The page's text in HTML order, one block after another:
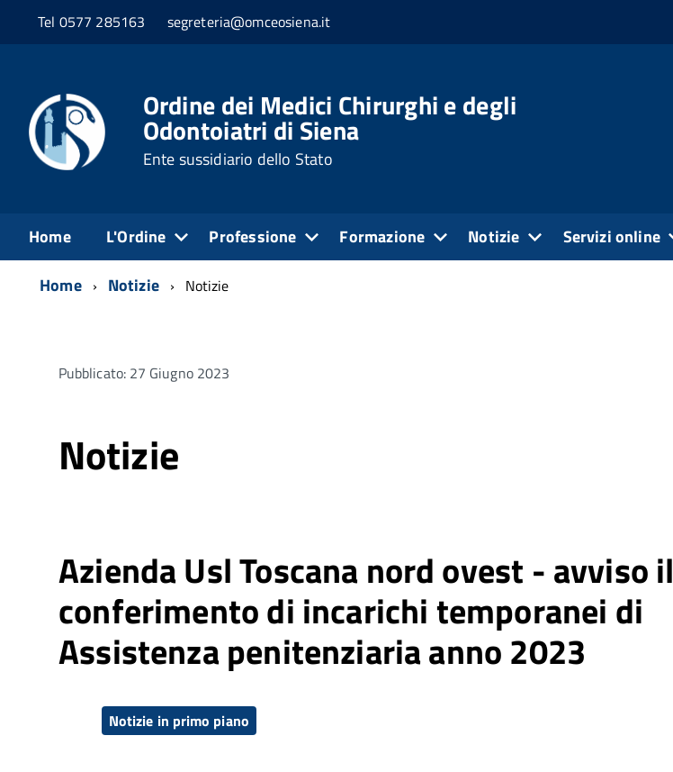
Tel 0577 285163 segreteria@omceosiena.it
Ordine dei Medici Chirurghi e degli
Odontoiatri di Siena
Ente sussidiario dello Stato
Home L'Ordine Professione Formazione Notizie Servizi online
Home Notizie Notizie
Pubblicato: 27 Giugno 2023
Notizie
Azienda Usl Toscana nord ovest - avviso il
conferimento di incarichi temporanei di
Assistenza penitenziaria anno 2023
Notizie in primo piano